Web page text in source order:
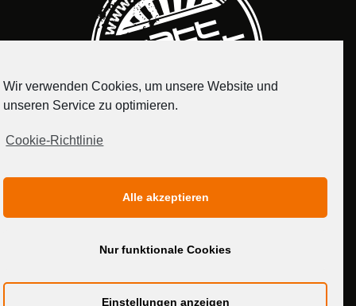
MEDIADATEN
Wir verwenden Cookies, um unsere Website und
unseren Service zu optimieren.
Cookie-Richtlinie
Alle akzeptieren
Nur funktionale Cookies
Einstellungen anzeigen